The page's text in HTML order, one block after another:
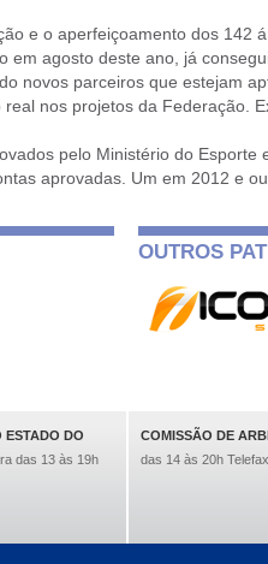
e o aperfeiçoamento dos 142
em agosto deste ano, já
novos parceiros que estejam
nos projetos da Federação.
pelo Ministério do Esporte
aprovadas. Um em 2012 e
OUTROS
ESTADO DO
das 13 às 19h
COMISSÃO DE
das 14 às 20h